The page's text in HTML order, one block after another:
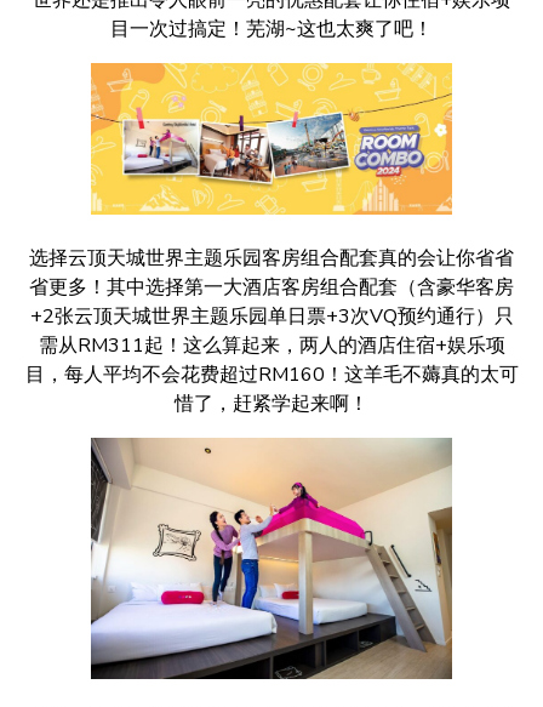
目一次过搞定！芜湖~这也太爽了吧！
选择云顶天城世界主题乐园客房组合配套真的会让你省省
省更多！其中选择第一大酒店客房组合配套（含豪华客房
+2张云顶天城世界主题乐园单日票+3次VQ预约通行）只
需从RM311起！这么算起来，两人的酒店住宿+娱乐项
目，每人平均不会花费超过RM160！这羊毛不薅真的太可
惜了，赶紧学起来啊！